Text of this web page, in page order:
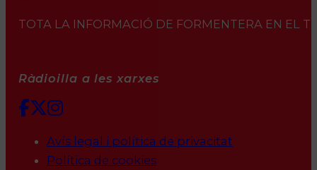
TOTA LA INFORMACIÓ DE FORMENTERA EN EL
Ràdioilla a les xarxes
Avís legal i política de privacitat
Política de cookies